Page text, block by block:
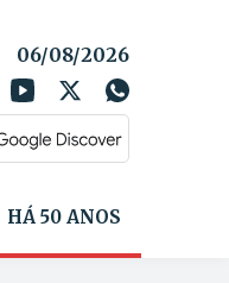
06/08/2026
HÁ 50 ANOS